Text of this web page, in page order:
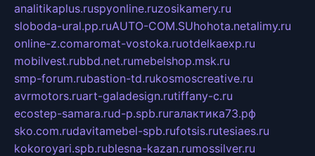
analitikaplus.ruspyonline.ruzosikamery.ru
sloboda-ural.pp.ruAUTO-COM.SUhohota.netalimy.ru
online-z.comaromat-vostoka.ruotdelkaexp.ru
mobilvest.rubbd.net.rumebelshop.msk.ru
smp-forum.rubastion-td.rukosmoscreative.ru
avrmotors.ruart-galadesign.rutiffany-c.ru
ecostep-samara.rud-p.spb.ruгалактика73.рф
sko.com.rudavitamebel-spb.rufotsis.rutesiaes.ru
kokoroyari.spb.rublesna-kazan.rumossilver.ru